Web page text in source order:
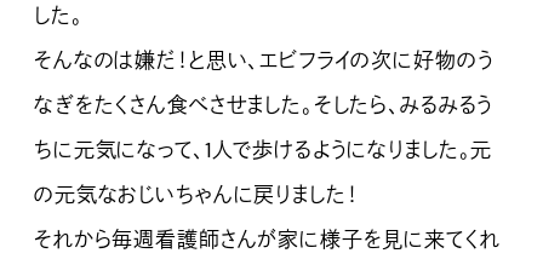
した。
そんなのは嫌だ！と思い、エビフライの次に好物のう
なぎをたくさん食べさせました。そしたら、みるみるう
ちに元気になって、1人で歩けるようになりました。元
の元気なおじいちゃんに戻りました！
それから毎週看護師さんが家に様子を見に来てくれ